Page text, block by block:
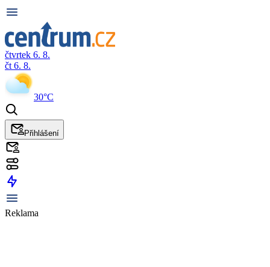
čtvrtek 6. 8.
čt 6. 8.
30°C
Přihlášení
Reklama